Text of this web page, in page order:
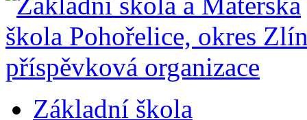
Základní škola